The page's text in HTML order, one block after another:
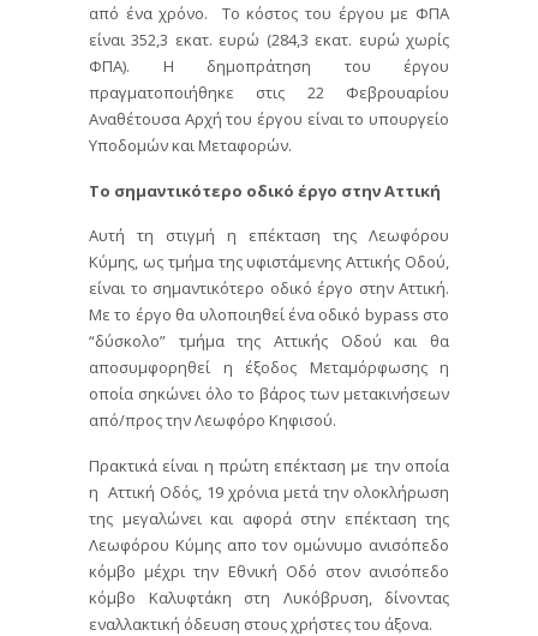
από ένα χρόνο. Το κόστος του έργου με ΦΠΑ
είναι 352,3 εκατ. ευρώ (284,3 εκατ. ευρώ χωρίς
ΦΠΑ). Η δημοπράτηση του έργου
πραγματοποιήθηκε στις 22 Φεβρουαρίου
Αναθέτουσα Αρχή του έργου είναι το υπουργείο
Υποδομών και Μεταφορών.
Το σημαντικότερο οδικό έργο στην Αττική
Αυτή τη στιγμή η επέκταση της Λεωφόρου
Κύμης, ως τμήμα της υφιστάμενης Αττικής Οδού,
είναι το σημαντικότερο οδικό έργο στην Αττική.
Με το έργο θα υλοποιηθεί ένα οδικό bypass στο
“δύσκολο” τμήμα της Αττικής Οδού και θα
αποσυμφορηθεί η έξοδος Μεταμόρφωσης η
οποία σηκώνει όλο το βάρος των μετακινήσεων
από/προς την Λεωφόρο Κηφισού.
Πρακτικά είναι η πρώτη επέκταση με την οποία
η Αττική Οδός, 19 χρόνια μετά την ολοκλήρωση
της μεγαλώνει και αφορά στην επέκταση της
Λεωφόρου Κύμης απο τον ομώνυμο ανισόπεδο
κόμβο μέχρι την Εθνική Οδό στον ανισόπεδο
κόμβο Καλυφτάκη στη Λυκόβρυση, δίνοντας
εναλλακτική όδευση στους χρήστες του άξονα.